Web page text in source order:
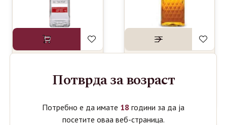
BEEFEATER1220ден
SPECIAL
739
Потврда за возраст
Потребно е да имате 18 години за да ја
посетите оваа веб-страница.